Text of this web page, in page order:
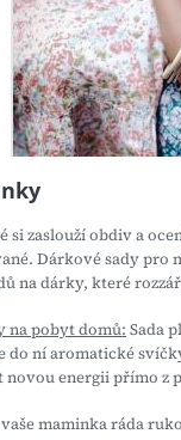
zaslouží obdiv a
Dárkové sady
na dárky, které
na pobyt domů: Sada
do ní aromatické
novou energii přímo z
maminka ráda